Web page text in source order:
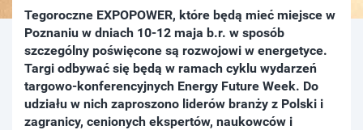
Tegoroczne EXPOPOWER, które będą mieć miejsce w
Poznaniu w dniach 10-12 maja b.r. w sposób
szczególny poświęcone są rozwojowi w energetyce.
Targi odbywać się będą w ramach cyklu wydarzeń
targowo-konferencyjnych Energy Future Week. Do
udziału w nich zaproszono liderów branży z Polski i
zagranicy, cenionych ekspertów, naukowców i